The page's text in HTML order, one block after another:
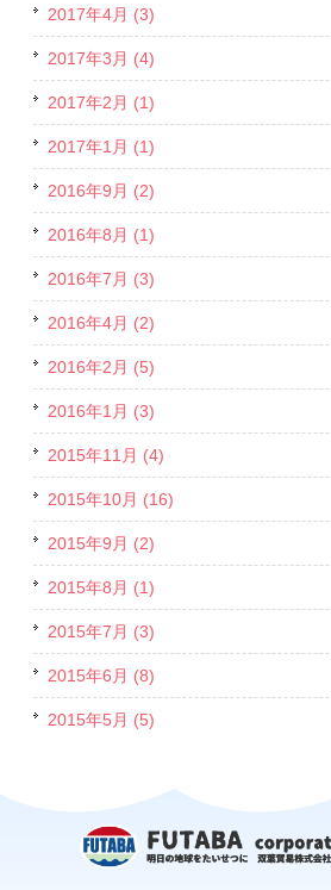
2017年4月 (3)
2017年3月 (4)
2017年2月 (1)
2017年1月 (1)
2016年9月 (2)
2016年8月 (1)
2016年7月 (3)
2016年4月 (2)
2016年2月 (5)
2016年1月 (3)
2015年11月 (4)
2015年10月 (16)
2015年9月 (2)
2015年8月 (1)
2015年7月 (3)
2015年6月 (8)
2015年5月 (5)